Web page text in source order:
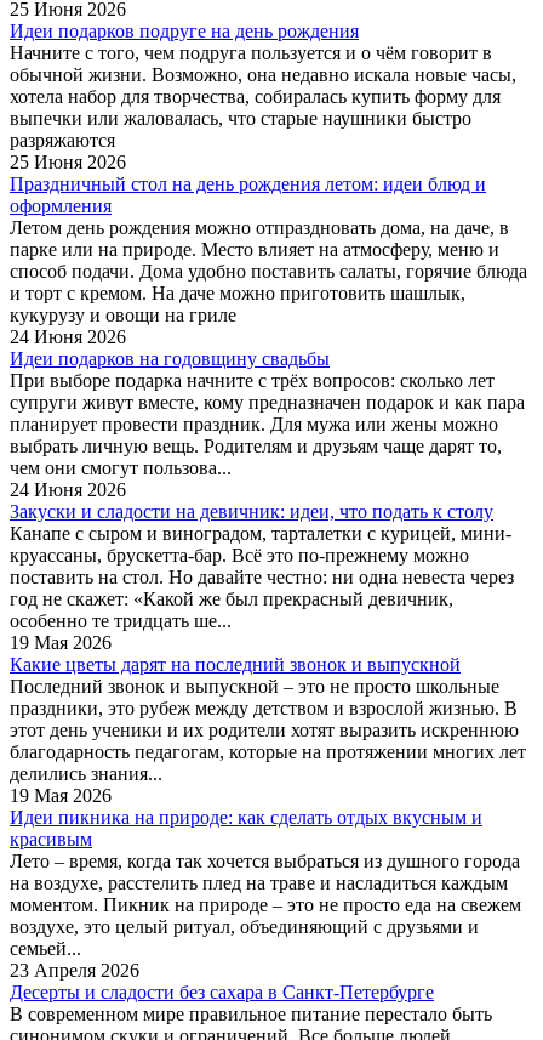
25 Июня 2026
Идеи подарков подруге на день рождения
Начните с того, чем подруга пользуется и о чём говорит в
обычной жизни. Возможно, она недавно искала новые часы,
хотела набор для творчества, собиралась купить форму для
выпечки или жаловалась, что старые наушники быстро
разряжаются
25 Июня 2026
Праздничный стол на день рождения летом: идеи блюд и
оформления
Летом день рождения можно отпраздновать дома, на даче, в
парке или на природе. Место влияет на атмосферу, меню и
способ подачи. Дома удобно поставить салаты, горячие блюда
и торт с кремом. На даче можно приготовить шашлык,
кукурузу и овощи на гриле
24 Июня 2026
Идеи подарков на годовщину свадьбы
При выборе подарка начните с трёх вопросов: сколько лет
супруги живут вместе, кому предназначен подарок и как пара
планирует провести праздник. Для мужа или жены можно
выбрать личную вещь. Родителям и друзьям чаще дарят то,
чем они смогут пользова...
24 Июня 2026
Закуски и сладости на девичник: идеи, что подать к столу
Канапе с сыром и виноградом, тарталетки с курицей, мини-
круассаны, брускетта-бар. Всё это по-прежнему можно
поставить на стол. Но давайте честно: ни одна невеста через
год не скажет: «Какой же был прекрасный девичник,
особенно те тридцать ше...
19 Мая 2026
Какие цветы дарят на последний звонок и выпускной
Последний звонок и выпускной – это не просто школьные
праздники, это рубеж между детством и взрослой жизнью. В
этот день ученики и их родители хотят выразить искреннюю
благодарность педагогам, которые на протяжении многих лет
делились знания...
19 Мая 2026
Идеи пикника на природе: как сделать отдых вкусным и
красивым
Лето – время, когда так хочется выбраться из душного города
на воздухе, расстелить плед на траве и насладиться каждым
моментом. Пикник на природе – это не просто еда на свежем
воздухе, это целый ритуал, объединяющий с друзьями и
семьей...
23 Апреля 2026
Десерты и сладости без сахара в Санкт-Петербурге
В современном мире правильное питание перестало быть